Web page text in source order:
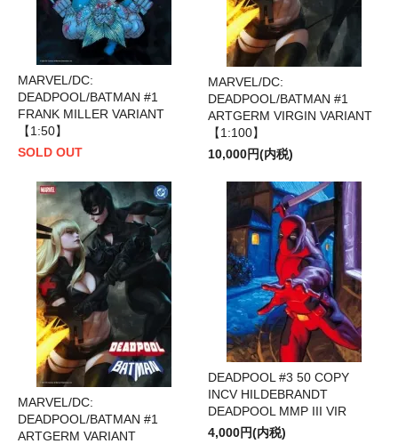
MARVEL/DC:
DEADPOOL/BATMAN #1
FRANK MILLER VARIANT
【1:50】
SOLD OUT
MARVEL/DC:
DEADPOOL/BATMAN #1
ARTGERM VIRGIN VARIANT
【1:100】
10,000円(内税)
MARVEL/DC:
DEADPOOL/BATMAN #1
ARTGERM VARIANT
DEADPOOL #3 50 COPY
INCV HILDEBRANDT
DEADPOOL MMP III VIR
4,000円(内税)